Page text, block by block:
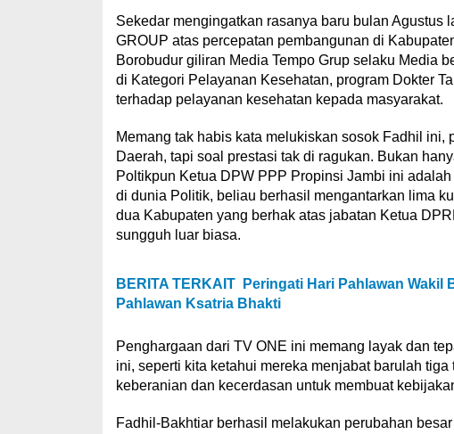
Sekedar mengingatkan rasanya baru bulan
GROUP atas percepatan pembangunan di
Borobudur giliran Media Tempo Grup selaku Media
di Kategori Pelayanan Kesehatan, program Dokter
terhadap pelayanan kesehatan kepada masyarakat.
Memang tak habis kata melukiskan sosok Fadhil
Daerah, tapi soal prestasi tak di ragukan. Bukan
Poltikpun Ketua DPW PPP Propinsi Jambi ini
di dunia Politik, beliau berhasil mengantarkan lima
dua Kabupaten yang berhak atas jabatan Ketua
sungguh luar biasa.
BERITA TERKAIT
Peringati Hari Pahlawan Wakil
Pahlawan Ksatria Bhakti
Penghargaan dari TV ONE ini memang layak dan
ini, seperti kita ketahui mereka menjabat barulah
keberanian dan kecerdasan untuk membuat
Fadhil-Bakhtiar berhasil melakukan perubahan